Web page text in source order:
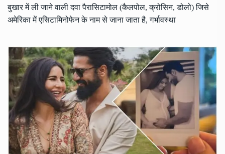
बुखार में ली जाने वाली दवा पैरासिटामोल (कैलपोल, क्रोसिन, डोलो) जिसे
अमेरिका में एसिटामिनोफेन के नाम से जाना जाता है, गर्भावस्था